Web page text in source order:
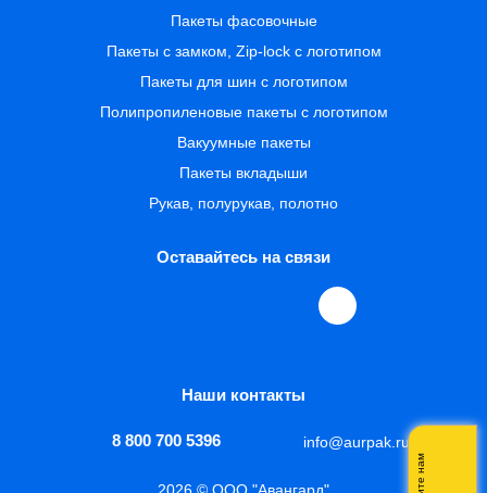
Пакеты фасовочные
Пакеты с замком, Zip-lock с логотипом
Пакеты для шин с логотипом
Полипропиленовые пакеты с логотипом
Вакуумные пакеты
Пакеты вкладыши
Рукав, полурукав, полотно
Оставайтесь на связи
Наши контакты
8 800 700 5396 info@aurpak.ru